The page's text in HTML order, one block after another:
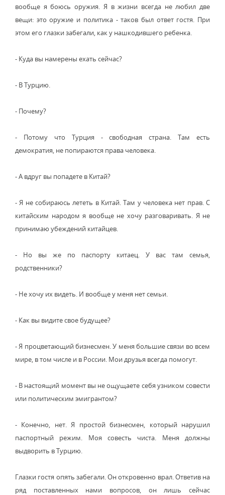
вообще я боюсь оружия. Я в жизни всегда не любил две
вещи: это оружие и политика - таков был ответ гостя. При
этом его глазки забегали, как у нашкодившего ребенка.
- Куда вы намерены ехать сейчас?
- В Турцию.
- Почему?
- Потому что Турция - свободная страна. Там есть
демократия, не попираются права человека.
- А вдруг вы попадете в Китай?
- Я не собираюсь лететь в Китай. Там у человека нет прав. С
китайским народом я вообще не хочу разговаривать. Я не
принимаю убеждений китайцев.
- Но вы же по паспорту китаец. У вас там семья,
родственники?
- Не хочу их видеть. И вообще у меня нет семьи.
- Как вы видите свое будущее?
- Я процветающий бизнесмен. У меня большие связи во всем
мире, в том числе и в России. Мои друзья всегда помогут.
- В настоящий момент вы не ощущаете себя узником совести
или политическим эмигрантом?
- Конечно, нет. Я простой бизнесмен, который нарушил
паспортный режим. Моя совесть чиста. Меня должны
выдворить в Турцию.
Глазки гостя опять забегали. Он откровенно врал. Ответив на
ряд поставленных нами вопросов, он лишь сейчас